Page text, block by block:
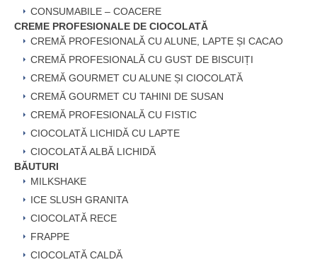
CONSUMABILE – COACERE
CREME PROFESIONALE DE CIOCOLATĂ
CREMĂ PROFESIONALĂ CU ALUNE, LAPTE ȘI CACAO
CREMĂ PROFESIONALĂ CU GUST DE BISCUIȚI
CREMĂ GOURMET CU ALUNE ȘI CIOCOLATĂ
CREMĂ GOURMET CU TAHINI DE SUSAN
CREMĂ PROFESIONALĂ CU FISTIC
CIOCOLATĂ LICHIDĂ CU LAPTE
CIOCOLATĂ ALBĂ LICHIDĂ
BĂUTURI
MILKSHAKE
ICE SLUSH GRANITA
CIOCOLATĂ RECE
FRAPPE
CIOCOLATĂ CALDĂ